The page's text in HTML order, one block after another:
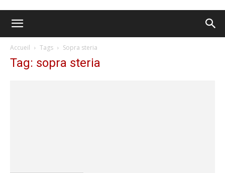
Accueil Tags Sopra steria
Tag: sopra steria